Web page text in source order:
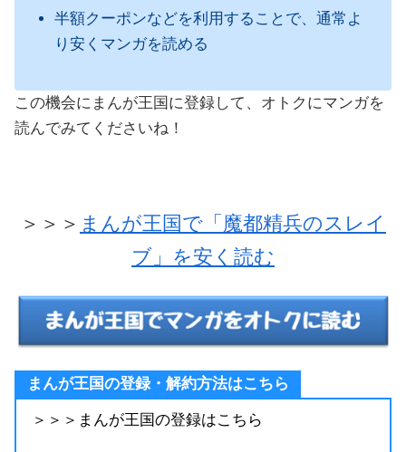
半額クーポンなどを利用することで、通常よ
り安くマンガを読める
この機会にまんが王国に登録して、オトクにマンガを
読んでみてくださいね！
＞＞＞ まんが王国で「魔都精兵のスレイ
ブ」を安く読む
まんが王国の登録・解約方法はこちら
＞＞＞まんが王国の登録はこちら